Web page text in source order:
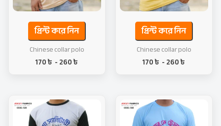
প্রিন্ট করে নিন
Chinese collar polo
170৳ -260৳
প্রিন্ট করে নিন
Chinese collar polo
170৳ -260৳